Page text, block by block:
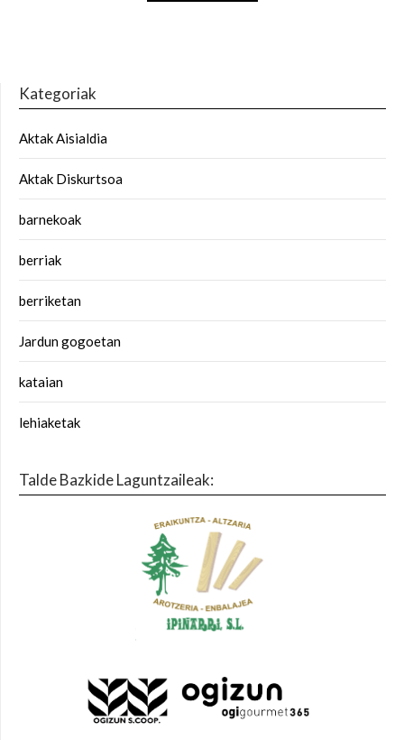
Kategoriak
Aktak Aisialdia
Aktak Diskurtsoa
barnekoak
berriak
berriketan
Jardun gogoetan
kataian
lehiaketak
Talde Bazkide Laguntzaileak: